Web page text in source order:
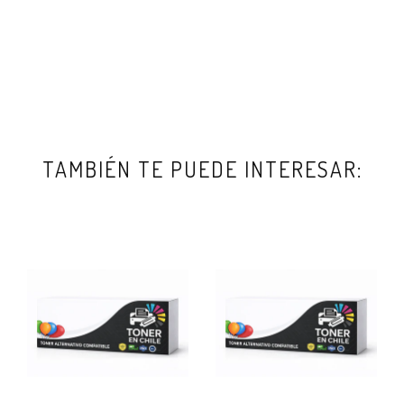
TAMBIÉN TE PUEDE INTERESAR: